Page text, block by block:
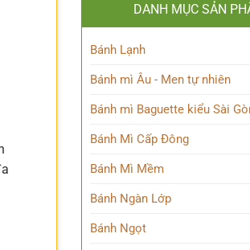
DANH MỤC SẢN
Bánh Lạnh
Bánh mì Âu - Men tự nhiên
Bánh mì Baguette kiểu Sài
Bánh Mì Cấp Đông
Bánh Mì Mềm
Bánh Ngàn Lớp
Bánh Ngọt